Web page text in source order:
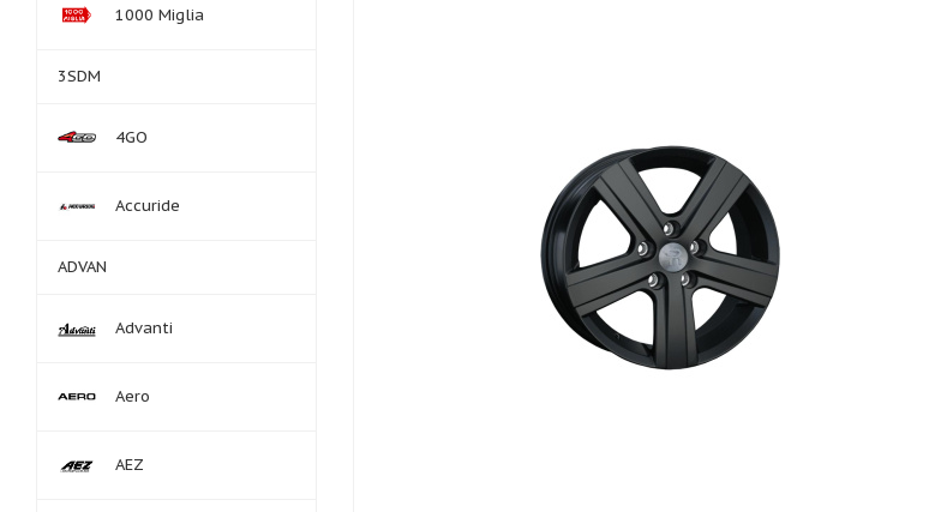
1000 Miglia
3SDM
4GO
Accuride
ADVAN
Advanti
Aero
AEZ